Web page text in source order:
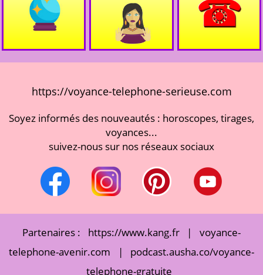
https://voyance-telephone-serieuse.com
Soyez informés des nouveautés : horoscopes, tirages,
voyances...
suivez-nous sur nos réseaux sociaux
Partenaires : https://www.kang.fr |
voyance-
telephone-avenir.com
|
podcast.ausha.co/voyance-
telephone-gratuite